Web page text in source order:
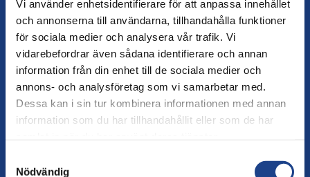
Vi använder enhetsidentifierare för att anpassa innehållet
och annonserna till användarna, tillhandahålla funktioner
för sociala medier och analysera vår trafik. Vi
vidarebefordrar även sådana identifierare och annan
information från din enhet till de sociala medier och
annons- och analysföretag som vi samarbetar med.
Dessa kan i sin tur kombinera informationen med annan
information som du har tillhandahållit eller som de har
Nödvändig
krävs att du har en fast statlig
anställningsamt att du har varit anställd i
minst 12 månader vid tidpunkten för tillträde
(preliminärt november–december 2026).
Detta är ett krav från Europeiska
Kommissionen och kandidater som inte
uppfyller dessa krav kommer inte gå vidare i